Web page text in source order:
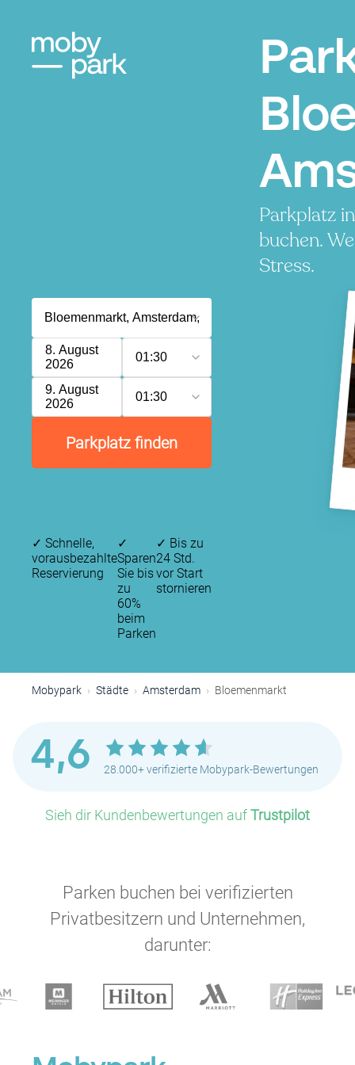
Parkplatz
buchen.
Stress.
8. August
2026
01:30
9. August
2026
01:30
Parkplatz finden
✓ Schnelle,
vorausbezahlte
Reservierung
✓
Sparen
Sie bis
zu
60%
beim
Parken
✓ Bis zu
24 Std.
vor Start
stornieren
Mobypark Städte Amsterdam Bloemenmarkt
4,6 28.000+ verifizierte Mobypark-Bewertungen
Sieh dir Kundenbewertungen aufTrustpilot
Parken buchen bei verifizierten
Privatbesitzern und Unternehmen,
darunter:
P
P
P P
P